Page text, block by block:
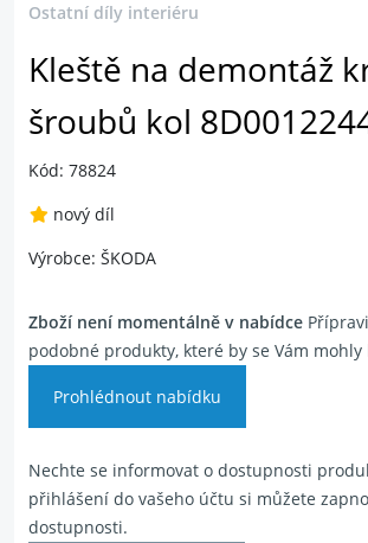
Ostatní díly interiéru
Kleště na demontáž
šroubů kol
Kód: 78824
nový díl
Výrobce: ŠKODA
Zboží není momentálně v nabídce
podobné produkty, které by se Vám
Prohlédnout nabídku
Nechte se informovat o dostupnosti
přihlášení do vašeho účtu si můžete
dostupnosti.